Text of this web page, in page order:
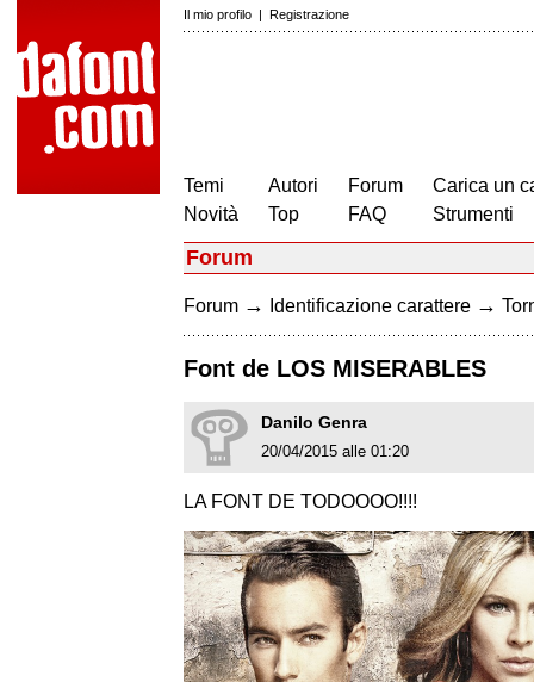
Il mio profilo | Registrazione
Temi
Novità
Autori
Top
Forum
FAQ
Carica un
Strumenti
Forum
Forum → Identificazione carattere →
Font de LOS MISERABLES
Danilo Genra
20/04/2015 alle 01:20
LA FONT DE TODOOOO!!!!